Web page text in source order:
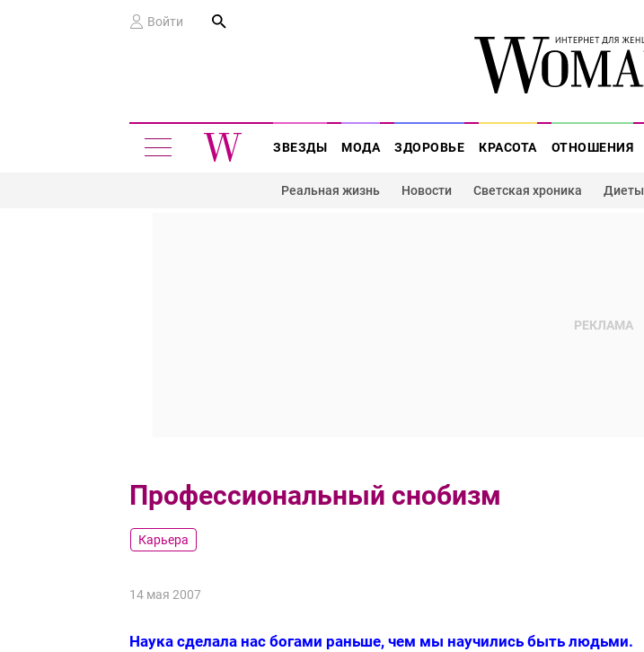
Войти
ЗВЕЗДЫ МОДА ЗДОРОВЬЕ КРАСОТА ОТНОШЕНИЯ
Реальная жизнь Новости Светская хроника Диеты
Профессиональный снобизм
Карьера
14 мая 2007
Наука сделала нас богами раньше, чем мы научились быть людьми.